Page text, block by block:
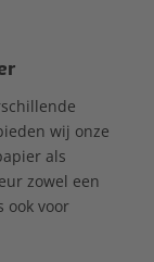
wij onze
als
zowel een
ook voor